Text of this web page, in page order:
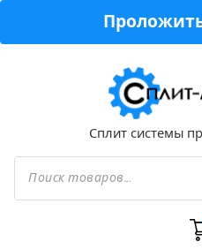
Сплит системы
Поиск
товаров